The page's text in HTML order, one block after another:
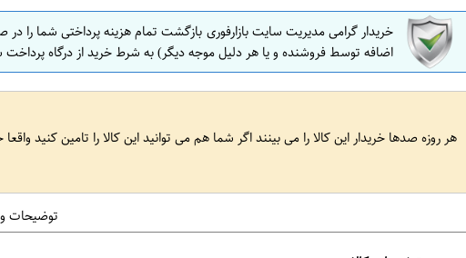
خریدار گرامی مدیریت سایت بازارفوری بازگشت تمام هزینه پرداختی شما
اضافه توسط فروشنده و یا هر دلیل موجه دیگر) به شرط خرید از درگاه
هر روزه صدها خریدار این کالا را می بینند اگر شما هم می توانید این کالا را تامین کنید
توضیحات